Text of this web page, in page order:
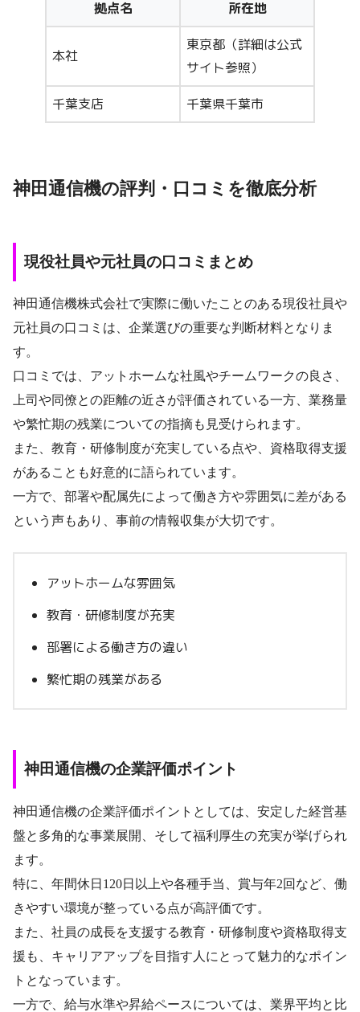
拠点名 所在地
本社
東京都（詳細は公式
サイト参照）
千葉支店 千葉県千葉市
神田通信機の評判・口コミを徹底分析
現役社員や元社員の口コミまとめ
神田通信機株式会社で実際に働いたことのある現役社員や
元社員の口コミは、企業選びの重要な判断材料となりま
す。
口コミでは、アットホームな社風やチームワークの良さ、
上司や同僚との距離の近さが評価されている一方、業務量
や繁忙期の残業についての指摘も見受けられます。
また、教育・研修制度が充実している点や、資格取得支援
があることも好意的に語られています。
一方で、部署や配属先によって働き方や雰囲気に差がある
という声もあり、事前の情報収集が大切です。
アットホームな雰囲気
教育・研修制度が充実
部署による働き方の違い
繁忙期の残業がある
神田通信機の企業評価ポイント
神田通信機の企業評価ポイントとしては、安定した経営基
盤と多角的な事業展開、そして福利厚生の充実が挙げられ
ます。
特に、年間休日120日以上や各種手当、賞与年2回など、働
きやすい環境が整っている点が高評価です。
また、社員の成長を支援する教育・研修制度や資格取得支
援も、キャリアアップを目指す人にとって魅力的なポイン
トとなっています。
一方で、給与水準や昇給ペースについては、業界平均と比